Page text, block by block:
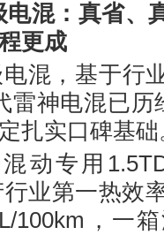
混：真省、
更成
，基于行
雷神电混已历
扎实口碑基础
专用
业第一热效
100km，一